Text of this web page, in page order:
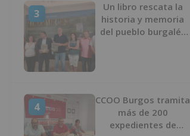
3
Un libro rescata la
historia y memoria
del pueblo burgalés
4
CCOO Burgos tramita
más de 200
expedientes de